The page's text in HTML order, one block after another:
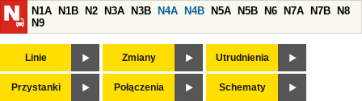
N1A
N1B N2 N3A N3B N4A N4B N5A N5B N6 N7A N7B
N8
N9
Linie Zmiany Utrudnienia
Przystanki Połączenia Schematy